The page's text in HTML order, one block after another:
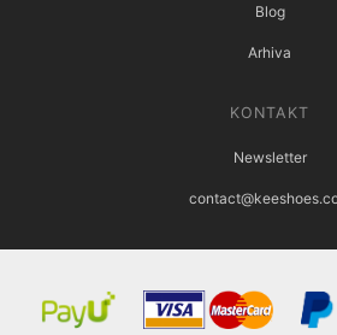
Blog
Arhiva
KONTAKT
Newsletter